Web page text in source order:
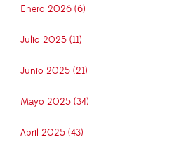
Enero 2026 (6)
Julio 2025 (11)
Junio 2025 (21)
Mayo 2025 (34)
Abril 2025 (43)